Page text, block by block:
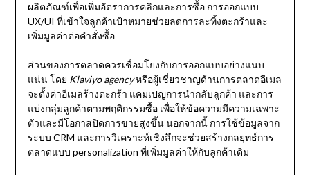
ผลิตภัณฑ์เพื่อเพิ่มอัตราการคลิกและการซื้อ การออกแบบ
UX/UI ที่เข้าใจลูกค้าเป้าหมายช่วยลดการละทิ้งตะกร้าและ
เพิ่มมูลค่าต่อคำสั่งซื้อ
ส่วนของการตลาดควรเชื่อมโยงกับการออกแบบอย่างแนบ
แน่น โดย Klaviyo agencyหรือผู้เชี่ยวชาญด้านการตลาดอีเมล
จะตั้งค่าอีเมลร้างตะกร้า แคมเปญการนำกลับลูกค้า และการ
แบ่งกลุ่มลูกค้าตามพฤติกรรมซื้อ เพื่อให้ข้อความมีความเฉพาะ
ตัวและมีโอกาสปิดการขายสูงขึ้น นอกจากนี้ การใช้ข้อมูลจาก
ระบบ CRM และการวิเคราะห์เชิงลึกจะช่วยสร้างกลยุทธ์การ
ตลาดแบบ personalization ที่เพิ่มมูลค่าให้กับลูกค้าเดิม